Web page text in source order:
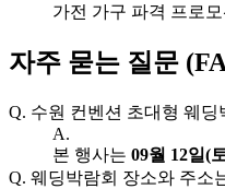
가전 가구 파격 프로모
자주 묻는 질문
Q. 수원 컨벤션 초대형 웨
A.
본 행사는 09월 12일(
Q. 웨딩박람회 장소와 주소